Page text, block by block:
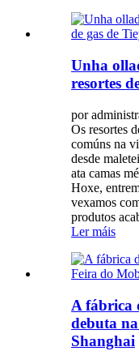
Unha
resortes
por
Os resortes
comúns na
desde
ata camas
Hoxe,
vexamos
produtos
Ler máis
A fábrica
debuta
Shanghai